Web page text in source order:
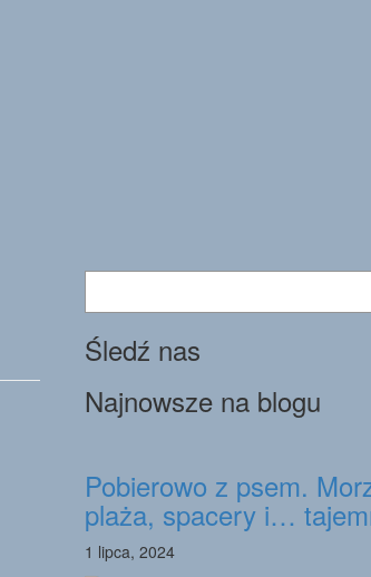
Śledź nas
Najnowsze na blogu
Pobierowo z psem.
plaża, spacery i…
1 lipca, 2024